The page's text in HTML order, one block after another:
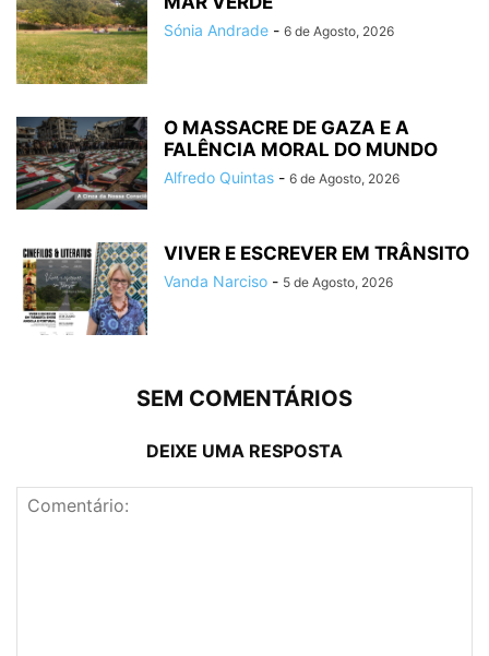
Sónia Andrade - 6 de Agosto, 2026
O MASSACRE DE GAZA E A
FALÊNCIA MORAL DO MUNDO
Alfredo Quintas - 6 de Agosto, 2026
VIVER E ESCREVER EM TRÂNSITO
Vanda Narciso - 5 de Agosto, 2026
SEM COMENTÁRIOS
DEIXE UMA RESPOSTA